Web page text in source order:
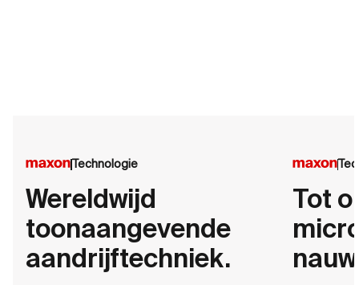
Technologie
Wereldwijd
toonaangevende
aandrijftechniek.
Tot